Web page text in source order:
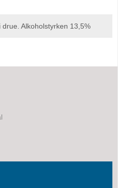
Alkoholstyrken 13,5%